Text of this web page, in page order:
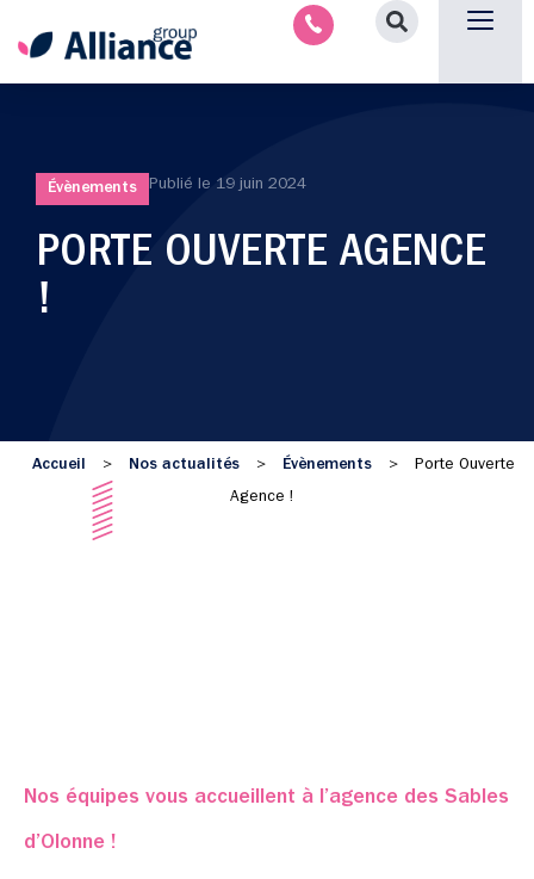
Évènements Publié le 19 juin 2024
PORTE OUVERTE AGENCE
!
Accueil > Nos actualités > Évènements > Porte Ouverte
Agence !
Nos équipes vous accueillent à l’agence des Sables
d’Olonne !